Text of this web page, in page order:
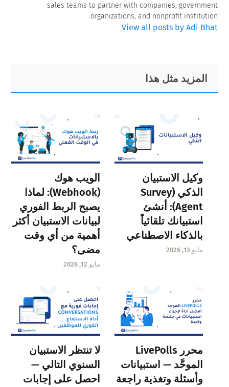
sales teams to partner with companies, government
organizations, and nonprofit institution.
View all posts by Adi Bhat
Primary
Sidebar
Footer
المزيد مثل هذا
وكيل الاستبيان
الذكي (Survey
Agent): أنشئ
استبيانك تلقائياً
بالذكاء الاصطناعي
مايو 13, 2026
الويب هوك
(Webhook): لماذا
يصبح الربط الفوري
لبيانات الاستبيان أكثر
أهمية من أي وقت
مضى؟
مايو 12, 2026
محرر LivePolls
الموحَّد — استبيانات
وأسئلة وتغذية راجعة
لا تنتظر الاستبيان
السنوي التالي —
احصل على إجابات